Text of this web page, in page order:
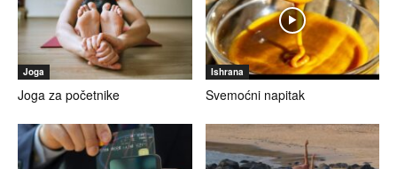
Joga
Joga za početnike
Ishrana
Svemoćni napitak